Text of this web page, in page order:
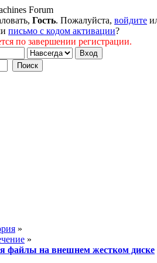
Гость. Пожалуйста, войдите
письмо с кодом активации?
по завершении регистрации.
»
»
файлы на внешнем жестком диске